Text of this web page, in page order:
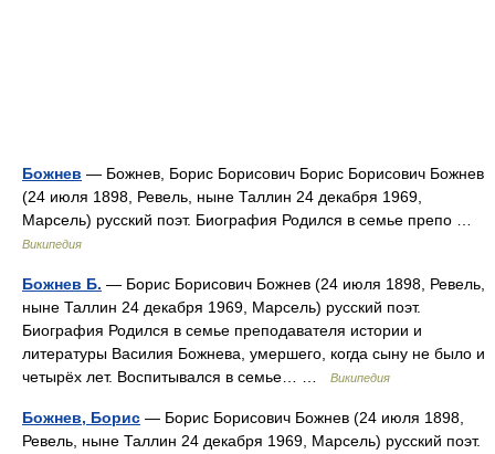
Божнев — Божнев, Борис Борисович Борис Борисович Божнев
(24 июля 1898, Ревель, ныне Таллин 24 декабря 1969,
Марсель) русский поэт. Биография Родился в семье препо …
Википедия
Божнев Б. — Борис Борисович Божнев (24 июля 1898, Ревель,
ныне Таллин 24 декабря 1969, Марсель) русский поэт.
Биография Родился в семье преподавателя истории и
литературы Василия Божнева, умершего, когда сыну не было и
четырёх лет. Воспитывался в семье… …
Википедия
Божнев, Борис — Борис Борисович Божнев (24 июля 1898,
Ревель, ныне Таллин 24 декабря 1969, Марсель) русский поэт.